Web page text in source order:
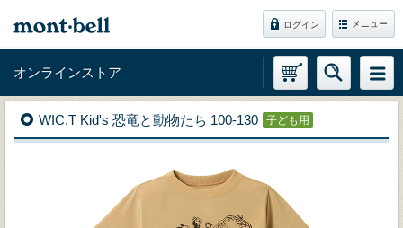
ログイン メニュー
オンラインストア
WIC.T Kid's 恐竜と動物たち 100-130 子ども用